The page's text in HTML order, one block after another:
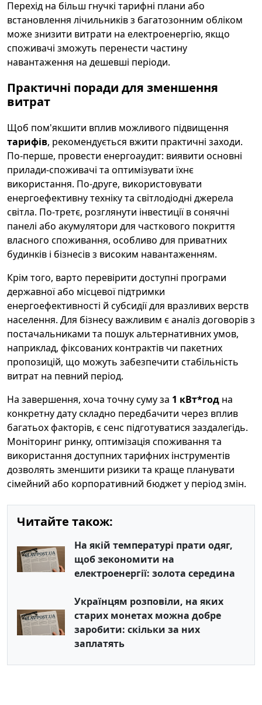
Перехід на більш гнучкі тарифні плани або
встановлення лічильників з багатозонним обліком
може знизити витрати на електроенергію, якщо
споживачі зможуть перенести частину
навантаження на дешевші періоди.
Практичні поради для зменшення
витрат
Щоб пом'якшити вплив можливого підвищення
тарифів, рекомендується вжити практичні заходи.
По-перше, провести енергоаудит: виявити основні
прилади-споживачі та оптимізувати їхнє
використання. По-друге, використовувати
енергоефективну техніку та світлодіодні джерела
світла. По-третє, розглянути інвестиції в сонячні
панелі або акумулятори для часткового покриття
власного споживання, особливо для приватних
будинків і бізнесів з високим навантаженням.
Крім того, варто перевірити доступні програми
державної або місцевої підтримки
енергоефективності й субсидії для вразливих верств
населення. Для бізнесу важливим є аналіз договорів з
постачальниками та пошук альтернативних умов,
наприклад, фіксованих контрактів чи пакетних
пропозицій, що можуть забезпечити стабільність
витрат на певний період.
На завершення, хоча точну суму за 1 кВт*год на
конкретну дату складно передбачити через вплив
багатьох факторів, є сенс підготуватися заздалегідь.
Моніторинг ринку, оптимізація споживання та
використання доступних тарифних інструментів
дозволять зменшити ризики та краще планувати
сімейний або корпоративний бюджет у період змін.
Читайте також:
На якій температурі прати одяг,
щоб зекономити на
електроенергії: золота середина
Українцям розповіли, на яких
старих монетах можна добре
заробити: скільки за них
заплатять